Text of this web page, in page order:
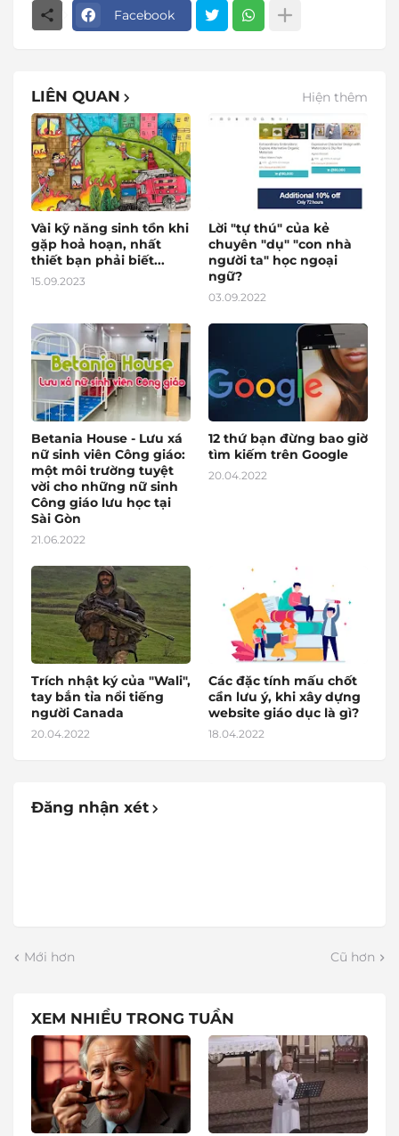
Facebook
LIÊN QUAN Hiện thêm
Vài kỹ năng sinh tồn khi
gặp hoả hoạn, nhất
thiết bạn phải biết...
15.09.2023
Lời "tự thú" của kẻ
chuyên "dụ" "con nhà
người ta" học ngoại
ngữ?
03.09.2022
Betania House - Lưu xá
nữ sinh viên Công giáo:
một môi trường tuyệt
vời cho những nữ sinh
Công giáo lưu học tại
Sài Gòn
21.06.2022
12 thứ bạn đừng bao giờ
tìm kiếm trên Google
20.04.2022
Trích nhật ký của "Wali",
tay bắn tỉa nổi tiếng
người Canada
20.04.2022
Các đặc tính mấu chốt
cần lưu ý, khi xây dựng
website giáo dục là gì?
18.04.2022
Đăng nhận xét
Mới hơn Cũ hơn
XEM NHIỀU TRONG TUẦN